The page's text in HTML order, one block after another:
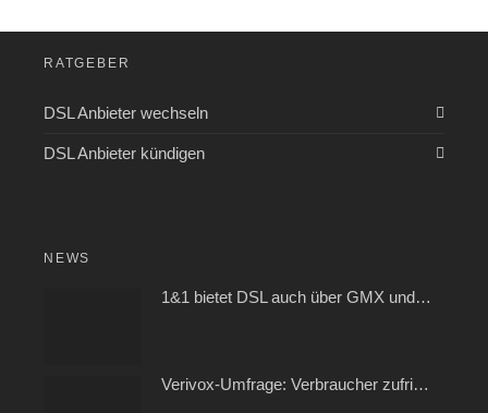
RATGEBER
DSL Anbieter wechseln
DSL Anbieter kündigen
NEWS
1&1 bietet DSL auch über GMX und WEB.DE
Verivox-Umfrage: Verbraucher zufrieden mit ihrem Kabel- und Internetanbieter